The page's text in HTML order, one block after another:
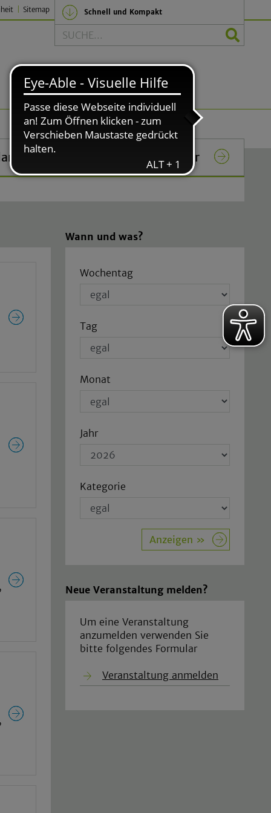
Sitemap Schnell und Kompakt
Suche
Politik und Verwaltung
Das Rathaus in Lindlar
Wann und was?
Wochentag
Tag
Monat
Jahr
Kategorie
Neue Veranstaltung melden?
Um eine Veranstaltung
anzumelden verwenden Sie
bitte folgendes Formular
Veranstaltung anmelden